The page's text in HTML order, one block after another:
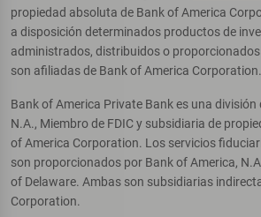
propiedad absoluta de Bank of America
a disposición determinados productos de
administrados, distribuidos o
son afiliadas de Bank of America Corporation.
Bank of America Private Bank es una división
N.A., Miembro de FDIC y subsidiaria de
of America Corporation. Los servicios
son proporcionados por Bank of America,
of Delaware. Ambas son subsidiarias
Corporation.